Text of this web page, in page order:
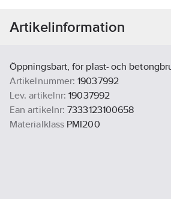
Artikelinformation
Öppningsbart, för plast- och
Artikelnummer: 19037992
Lev. artikelnr: 19037992
Ean artikelnr: 7333123100658
Materialklass PMI200